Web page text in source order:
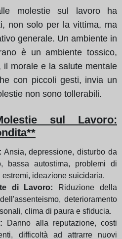
molestie sul lavoro ha
non solo per la vittima, ma
generale. Un ambiente in
è un ambiente tossico,
il morale e la salute mentale
con piccoli gesti, invia un
non sono tollerabili.
sul Lavoro:
Ansia, depressione, disturbo da
bassa autostima, problemi di
ideazione suicidaria.
di Lavoro: Riduzione della
deterioramento
clima di paura e sfiducia.
Danno alla reputazione, costi
difficoltà ad attrarre nuovi